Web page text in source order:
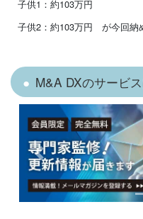
子供1：約103万円
子供2：約103万円 が今回納
M&A DXのサービ
Previous